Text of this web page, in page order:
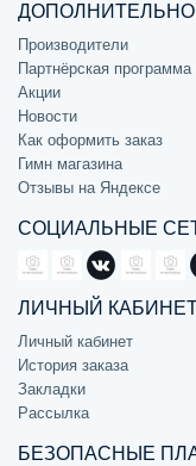
ДОПОЛНИТЕЛЬНО
Производители
Партнёрская программа
Акции
Новости
Как оформить заказ
Гимн магазина
Отзывы на Яндексе
СОЦИАЛЬНЫЕ
ЛИЧНЫЙ
Личный кабинет
История заказа
Закладки
Рассылка
БЕЗОПАСНЫЕ